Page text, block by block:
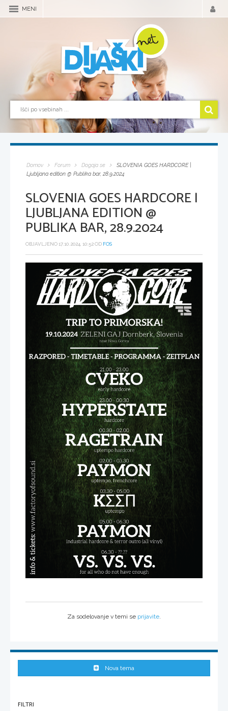
MENI
Domov Forum Dogaja se
SLOVENIA GOES HARDCORE |
Ljubljana edition @ Publika bar, 28.9.2024
SLOVENIA GOES HARDCORE |
LJUBLJANA EDITION @
PUBLIKA BAR, 28.9.2024
OBJAVLJENO 17.10.2024, 10:52 OD FOS
Za sodelovanje v temi se prijavite.
Nova tema
FILTRI